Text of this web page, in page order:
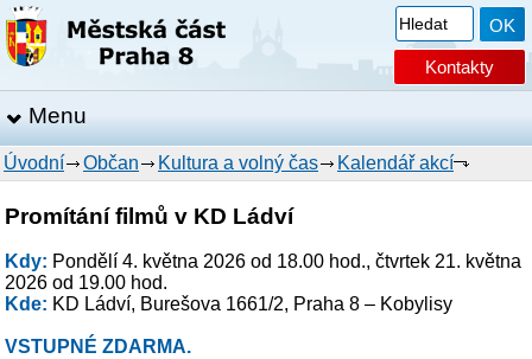
Kontakty
Menu
Úvodní Občan Kultura a volný čas Kalendář akcí
Promítání filmů v KD Ládví
Kdy: Pondělí 4. května 2026 od 18.00 hod., čtvrtek 21. května
2026 od 19.00 hod.
Kde: KD Ládví, Burešova 1661/2, Praha 8 – Kobylisy
VSTUPNÉ ZDARMA.